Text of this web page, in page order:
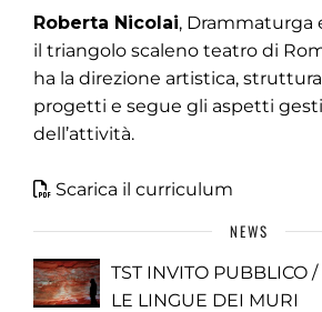
Roberta Nicolai, Drammaturga
il triangolo scaleno teatro di
ha la direzione artistica,
progetti e segue gli aspetti
dell’attività.
Scarica il curriculum
NEWS
TST INVITO PUBBLICO
LE LINGUE DEI MURI